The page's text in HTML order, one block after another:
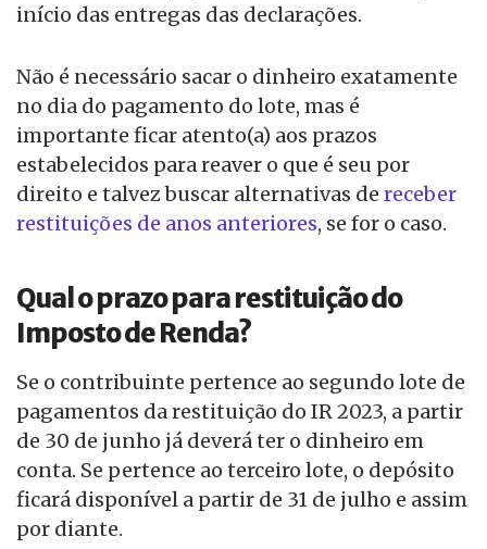
início das entregas das declarações.
Não é necessário sacar o dinheiro exatamente
no dia do pagamento do lote, mas é
importante ficar atento(a) aos prazos
estabelecidos para reaver o que é seu por
direito e talvez buscar alternativas de receber
restituições de anos anteriores, se for o caso.
Qual o prazo para restituição do
Imposto de Renda?
Se o contribuinte pertence ao segundo lote de
pagamentos da restituição do IR 2023, a partir
de 30 de junho já deverá ter o dinheiro em
conta. Se pertence ao terceiro lote, o depósito
ficará disponível a partir de 31 de julho e assim
por diante.